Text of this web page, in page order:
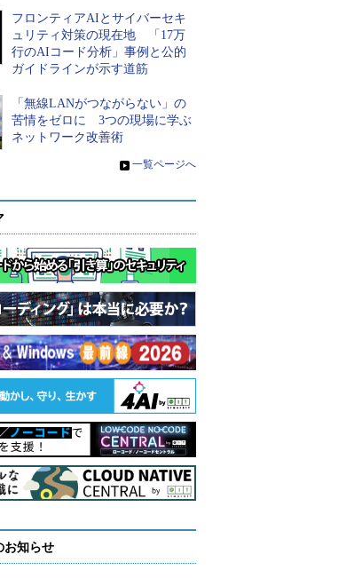
フロンティアAIとサイバーセキ
ュリティ対策の現在地 「17万
行のAIコード分析」事例と公的
ガイドラインが示す道筋
「無線LANがつながらない」の
苦情をゼロに 3つの現場に学ぶ
ネットワーク改善術
» 一覧ページへ
お知らせ